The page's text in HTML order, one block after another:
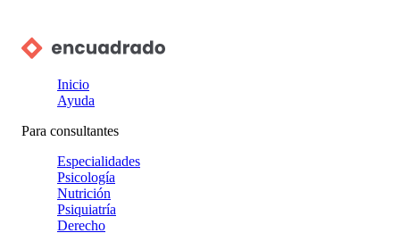
Inicio
Ayuda
Para consultantes
Especialidades
Psicología
Nutrición
Psiquiatría
Derecho